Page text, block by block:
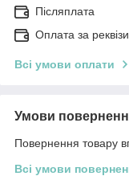
Післяплата
Оплата за
Всі умови оплати
Умови
Повернення товару
Всі умови